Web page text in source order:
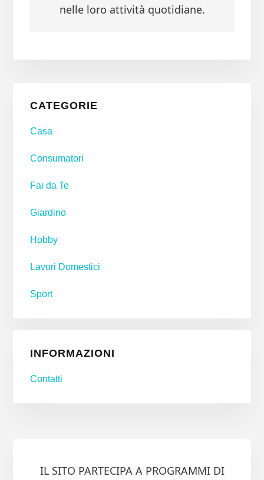
nelle loro attività quotidiane.
Primary
Sidebar
CATEGORIE
Casa
Consumatori
Fai da Te
Giardino
Hobby
Lavori Domestici
Sport
INFORMAZIONI
Contatti
IL SITO PARTECIPA A PROGRAMMI DI